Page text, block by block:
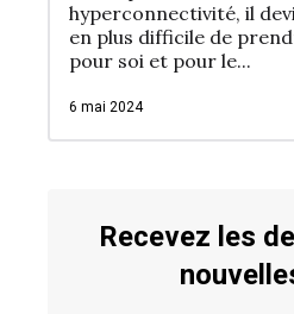
hyperconnectivité, il
en plus difficile de
pour soi et pour le...
6 mai 2024
Recevez les